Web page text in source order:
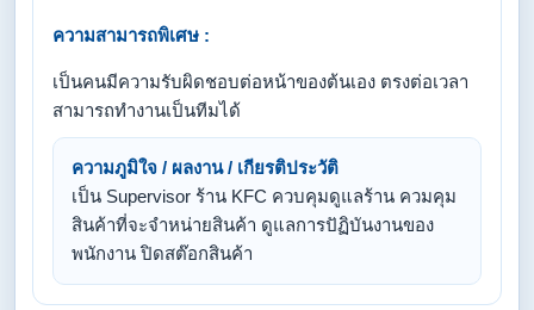
ความสามารถพิเศษ :
เป็นคนมีความรับผิดชอบต่อหน้าของต้นเอง ตรงต่อเวลา
สามารถทำงานเป็นทีมได้
ความภูมิใจ / ผลงาน / เกียรติประวัติ
เป็น Supervisor ร้าน KFC ควบคุมดูแลร้าน ควมคุม
สินค้าที่จะจำหน่ายสินค้า ดูแลการปัฏิบันงานของ
พนักงาน ปิดสต๊อกสินค้า